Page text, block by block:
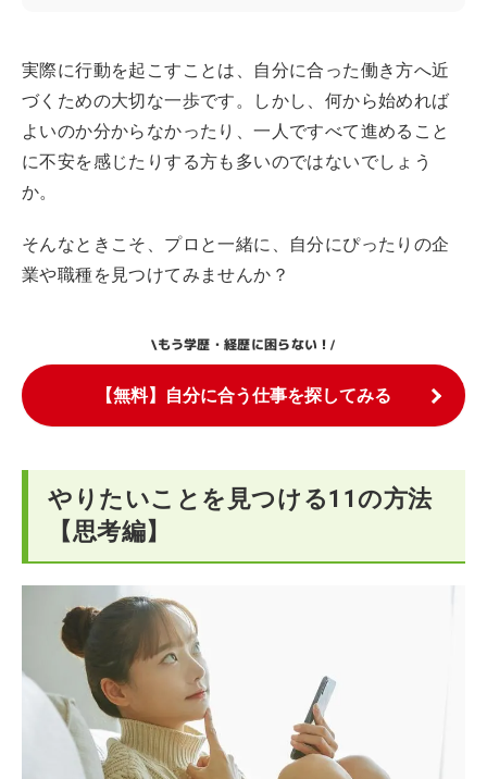
実際に行動を起こすことは、自分に合った働き方へ近
づくための大切な一歩です。しかし、何から始めれば
よいのか分からなかったり、一人ですべて進めること
に不安を感じたりする方も多いのではないでしょう
か。
そんなときこそ、プロと一緒に、自分にぴったりの企
業や職種を見つけてみませんか？
\もう学歴・経歴に困らない！/
【無料】自分に合う仕事を探してみる
やりたいことを見つける11の方法
【思考編】